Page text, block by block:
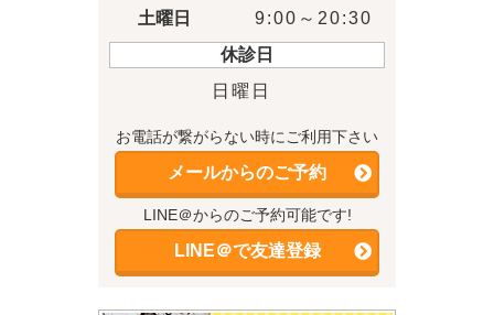
土曜日
9:00～20:30
休診日
日曜日
お電話が繋がらない時にご利用下さい
メールからのご予約
LINE＠からのご予約可能です!
LINE＠で友達登録